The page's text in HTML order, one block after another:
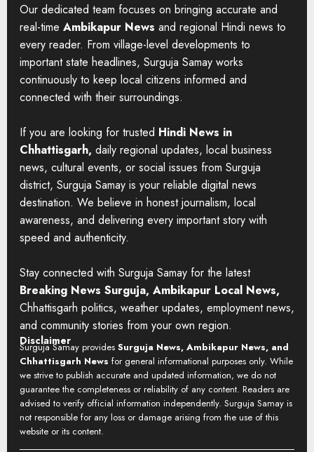
Our dedicated team focuses on bringing accurate and
real-time Ambikapur News and regional Hindi news to
every reader. From village-level developments to
important state headlines, Surguja Samay works
continuously to keep local citizens informed and
connected with their surroundings.
If you are looking for trusted Hindi News in
Chhattisgarh, daily regional updates, local business
news, cultural events, or social issues from Surguja
district, Surguja Samay is your reliable digital news
destination. We believe in honest journalism, local
awareness, and delivering every important story with
speed and authenticity.
Stay connected with Surguja Samay for the latest
Breaking News Surguja, Ambikapur Local News,
Chhattisgarh politics, weather updates, employment news,
and community stories from your own region.
Disclaimer
Surguja Samay provides Surguja News, Ambikapur News, and
Chhattisgarh News for general informational purposes only. While
we strive to publish accurate and updated information, we do not
guarantee the completeness or reliability of any content. Readers are
advised to verify official information independently. Surguja Samay is
not responsible for any loss or damage arising from the use of this
website or its content.